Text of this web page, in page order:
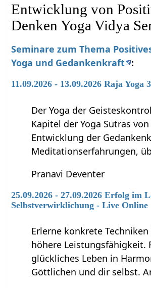
Entwicklung von
Denken Yoga Vidya
Seminare zum Thema
Yoga und Gedankenkraft :
11.09.2026 - 13.09.2026 Raja Yoga 3
Der Yoga der
Kapitel der Yoga Sutras
Entwicklung der
Meditationserfahrungen,
Pranavi Deventer
25.09.2026 - 27.09.2026 Erfolg im
Selbstverwirklichung - Live Online
Erlerne konkrete
höhere Leistungsfähigkeit.
glückliches Leben in
Göttlichen und dir selbst.